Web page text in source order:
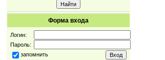
Форма входа
Логин:
Пароль:
запомнить